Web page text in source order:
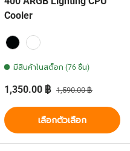
Cooler
BlackWhite
มีสินค้าในสต็อก (76 ชิ้น)
ราคาส่วนลด
1,350.00 ฿ ราคาปกติ
1,590.00 ฿
เลือกตัวเลือก